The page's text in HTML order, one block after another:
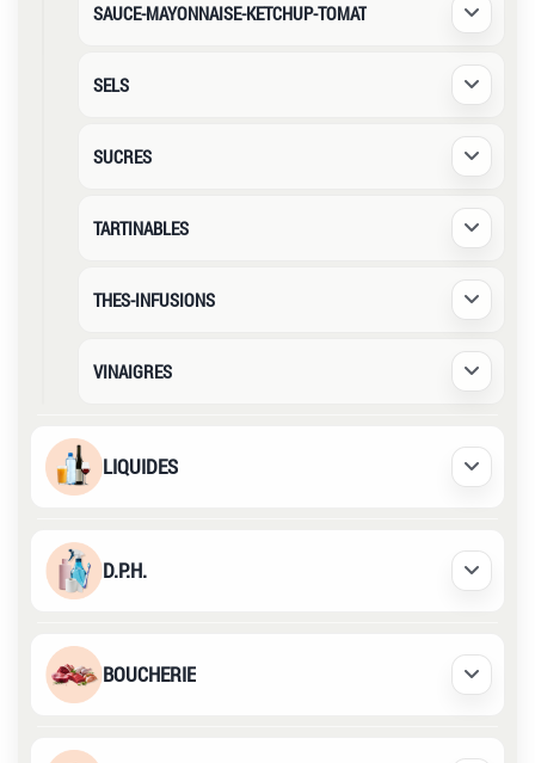
SAUCE-MAYONNAISE-KETCHUP-TOMAT Déplier
SELS Déplier
SUCRES Déplier
TARTINABLES Déplier
THES-INFUSIONS Déplier
VINAIGRES Déplier
LIQUIDES Déplier
D.P.H. Déplier
BOUCHERIE Déplier